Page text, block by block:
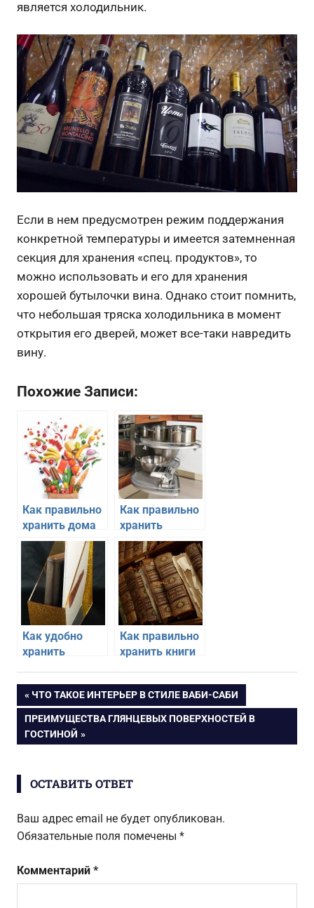
является холодильник.
Если в нем предусмотрен режим поддержания
конкретной температуры и имеется затемненная
секция для хранения «спец. продуктов», то
можно использовать и его для хранения
хорошей бутылочки вина. Однако стоит помнить,
что небольшая тряска холодильника в момент
открытия его дверей, может все-таки навредить
вину.
Похожие Записи:
Как правильно
хранить дома
продукты,
которые
нельзя класть
в холодильник
Как правильно
хранить
кастрюли и
крышки на
кухне
Как удобно
хранить
документы
дома
Как правильно
хранить книги
Навигация
по
ПРЕДЫДУЩАЯ
ЗАПИСЬ:
ЧТО ТАКОЕ ИНТЕРЬЕР В СТИЛЕ ВАБИ-САБИ
СЛЕДУЮЩАЯ
ЗАПИСЬ:
ПРЕИМУЩЕСТВА ГЛЯНЦЕВЫХ ПОВЕРХНОСТЕЙ В
ГОСТИНОЙ
ОСТАВИТЬ ОТВЕТ
Ваш адрес email не будет опубликован.
Обязательные поля помечены *
Комментарий *